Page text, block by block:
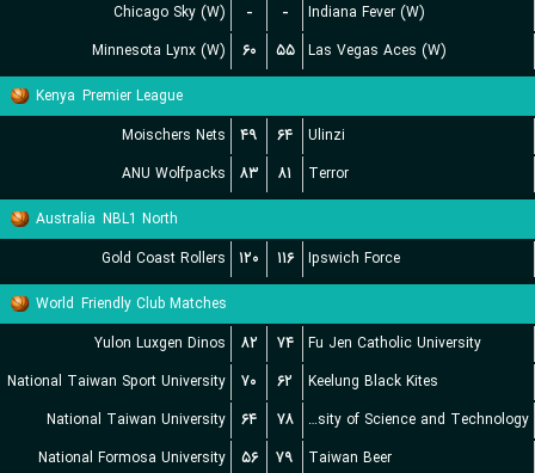
Chicago Sky (W)
- -
Indiana Fever (W)
Minnesota Lynx (W)
۶۰ ۵۵
Las Vegas Aces (W)
Kenya Premier League
Moischers Nets
۴۹ ۶۴
Ulinzi
ANU Wolfpacks
۸۳ ۸۱
Terror
Australia NBL1 North
Gold Coast Rollers
۱۲۰ ۱۱۶
Ipswich Force
World Friendly Club Matches
Yulon Luxgen Dinos
۸۲ ۷۴
Fu Jen Catholic University
National Taiwan Sport University
۷۰ ۶۲
Keelung Black Kites
National Taiwan University
۶۴ ۷۸
Chien Hsin University of Science and Technology
National Formosa University
۵۶ ۷۹
Taiwan Beer